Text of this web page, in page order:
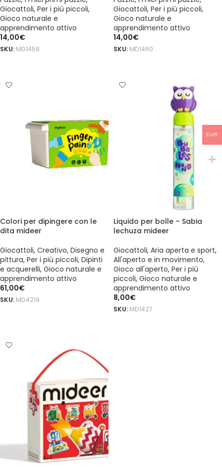
Giocattoli, Per i più piccoli,
Gioco naturale e
apprendimento attivo
14,00€
SKU: MD1458
Giocattoli, Per i più piccoli,
Gioco naturale e
apprendimento attivo
14,00€
SKU: MD1460
Colori per dipingere con le
dita mideer
Giocattoli, Creativo, Disegno e
pittura, Per i più piccoli, Dipinti
e acquerelli, Gioco naturale e
apprendimento attivo
61,00€
SKU: MD4219
Liquido per bolle – Sabia
lechuza mideer
Giocattoli, Aria aperta e sport,
All'aperto e in movimento,
Gioco all'aperto, Per i più
piccoli, Gioco naturale e
apprendimento attivo
8,00€
SKU: MD1427
EUR